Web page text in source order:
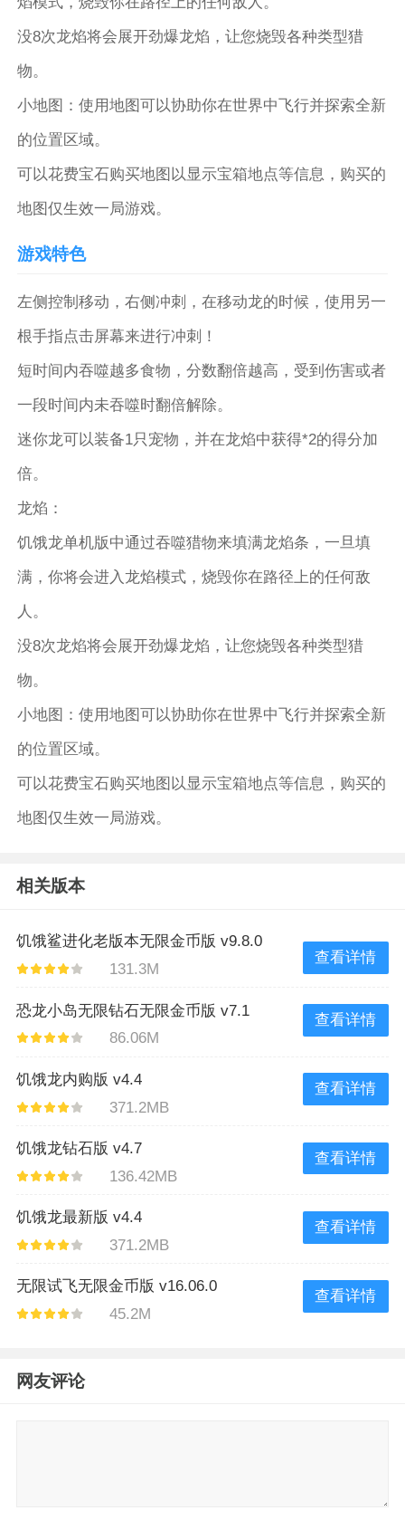
没8次龙焰将会展开劲爆龙焰，让您烧毁各种类型猎
物。
小地图：使用地图可以协助你在世界中飞行并探索全新
的位置区域。
可以花费宝石购买地图以显示宝箱地点等信息，购买的
地图仅生效一局游戏。
游戏特色
左侧控制移动，右侧冲刺，在移动龙的时候，使用另一
根手指点击屏幕来进行冲刺！
短时间内吞噬越多食物，分数翻倍越高，受到伤害或者
一段时间内未吞噬时翻倍解除。
迷你龙可以装备1只宠物，并在龙焰中获得*2的得分加
倍。
龙焰：
饥饿龙单机版中通过吞噬猎物来填满龙焰条，一旦填
满，你将会进入龙焰模式，烧毁你在路径上的任何敌
人。
没8次龙焰将会展开劲爆龙焰，让您烧毁各种类型猎
物。
小地图：使用地图可以协助你在世界中飞行并探索全新
的位置区域。
可以花费宝石购买地图以显示宝箱地点等信息，购买的
地图仅生效一局游戏。
相关版本
饥饿鲨进化老版本无限金币版 v9.8.0
131.3M
查看详情
恐龙小岛无限钻石无限金币版 v7.1
86.06M
查看详情
饥饿龙内购版 v4.4
371.2MB
查看详情
饥饿龙钻石版 v4.7
136.42MB
查看详情
饥饿龙最新版 v4.4
371.2MB
查看详情
无限试飞无限金币版 v16.06.0
45.2M
查看详情
网友评论